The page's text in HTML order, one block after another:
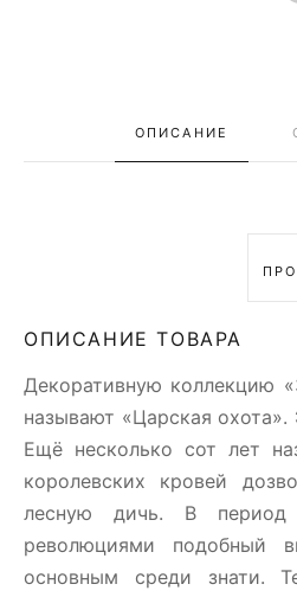
ОПИСАНИЕ
ОПИСАНИЕ ТОВАРА
Декоративную коллекцию
называют «Царская охота».
Ещё несколько сот лет
королевских кровей
лесную дичь. В
революциями подобный
основным среди знати.